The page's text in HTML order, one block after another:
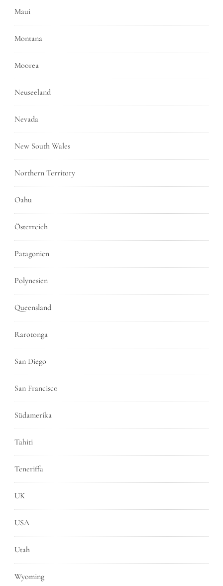
Maui
Montana
Moorea
Neuseeland
Nevada
New South Wales
Northern Territory
Oahu
Österreich
Patagonien
Polynesien
Queensland
Rarotonga
San Diego
San Francisco
Südamerika
Tahiti
Teneriffa
UK
USA
Utah
Wyoming